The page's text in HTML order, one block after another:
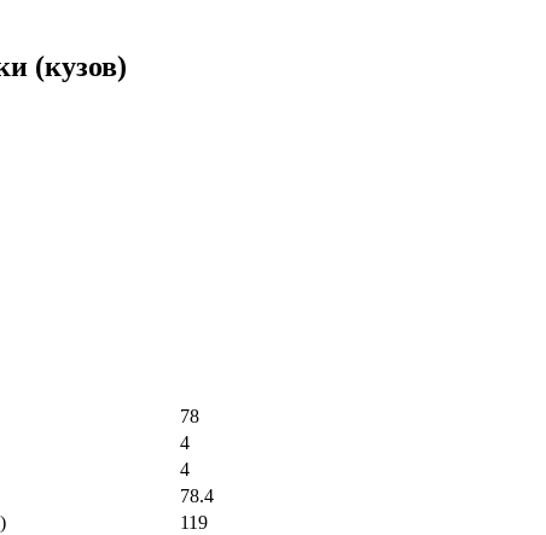
(кузов)
78
4
4
78.4
119